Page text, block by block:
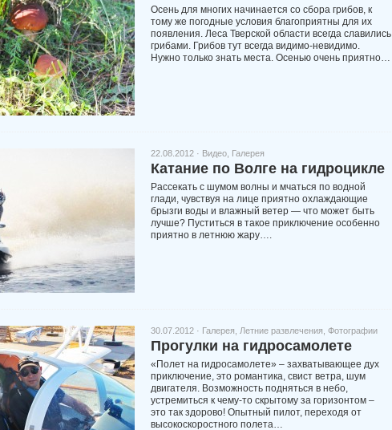
Осень для многих начинается со сбора грибов, к
тому же погодные условия благоприятны для их
появления. Леса Тверской области всегда славились
грибами. Грибов тут всегда видимо-невидимо.
Нужно только знать места. Осенью очень приятно…
22.08.2012 · Видео Галерея
Катание по Волге на гидроцикле
Рассекать с шумом волны и мчаться по водной
глади, чувствуя на лице приятно охлаждающие
брызги воды и влажный ветер — что может быть
лучше? Пуститься в такое приключение особенно
приятно в летнюю жару….
30.07.2012 · Галерея Летние развлечения Фотографии
Прогулки на гидросамолете
«Полет на гидросамолете» – захватывающее дух
приключение, это романтика, свист ветра, шум
двигателя. Возможность подняться в небо,
устремиться к чему-то скрытому за горизонтом –
это так здорово! Опытный пилот, переходя от
высокоскоростного полета…